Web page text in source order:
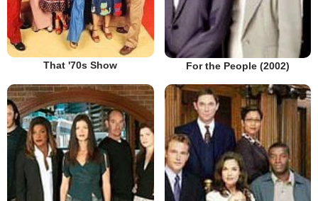
That '70s Show For the People (2002)